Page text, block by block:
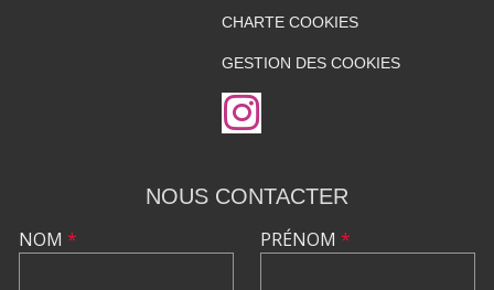
CHARTE COOKIES
GESTION DES COOKIES
NOUS CONTACTER
NOM * PRÉNOM *